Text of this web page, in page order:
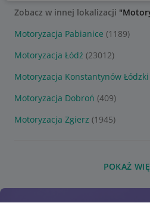
Zobacz w innej lokalizacji
Motoryzacja Pabianice (1189)
Motoryzacja Łódź (23012)
Motoryzacja Konstantynów Łódzki
Motoryzacja Dobroń (409)
Motoryzacja Zgierz (1945)
POKAŻ